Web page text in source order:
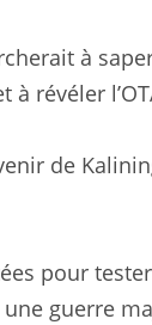
à
révéler
de
pour tester
guerre